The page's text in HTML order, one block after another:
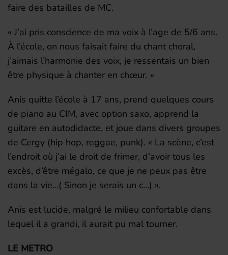
faire des batailles de MC.
« J’ai pris conscience de ma voix à l’age de 5/6 ans.
À l’école, on nous faisait faire du chant choral,
j’aimais l’harmonie des voix, je ressentais un bien
être physique à chanter en chœur. »
Anis quitte l’école à 17 ans, prend quelques cours
de piano au CIM, avec option saxo, apprend la
guitare en autodidacte, et joue dans divers groupes
de Cergy (hip hop, reggae, punk). « La scène, c’est
l’endroit où j’ai le droit de frimer, d’avoir tous les
excès, d’être mégalo, ce que je ne peux pas être
dans la vie…( Sinon je serais un c…) ».
Anis est lucide, malgré le milieu confortable dans
lequel il a grandi, il aurait pu mal tourner.
LE METRO